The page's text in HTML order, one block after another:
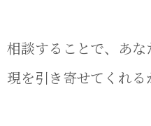
相談することで、あ
現を引き寄せてくれる